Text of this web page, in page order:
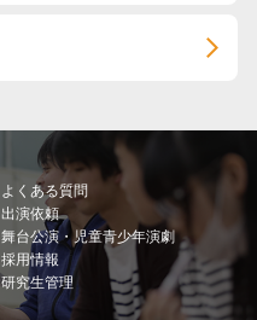
よくある質問
出演依頼
舞台公演・児童青少年演劇
採用情報
研究生管理